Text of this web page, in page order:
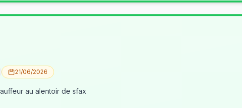
21/06/2026
au alentoir de sfax